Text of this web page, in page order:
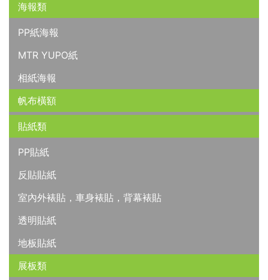
海報類
PP紙海報
MTR YUPO紙
相紙海報
帆布橫額
貼紙類
PP貼紙
反貼貼紙
室內外裱貼，車身裱貼，背幕裱貼
透明貼紙
地板貼紙
展板類